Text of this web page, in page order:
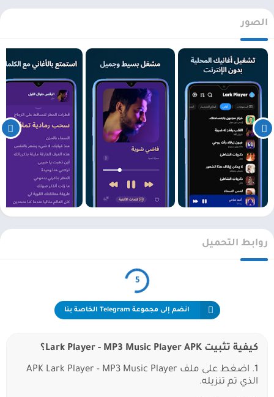
الصور
روابط التحميل
5
انضم إلى مجموعة Telegram الخاصة بنا
كيفية تثبيت Lark Player - MP3 Music Player APK؟
1. اضغط على ملف APK Lark Player - MP3 Music Player
الذي تم تنزيله.